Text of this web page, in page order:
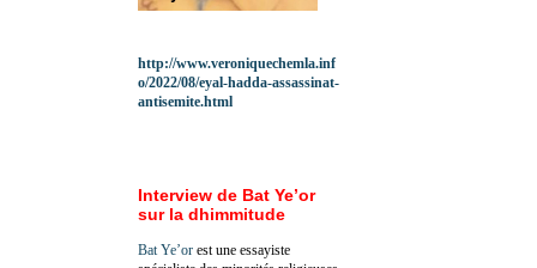
http://www.veroniquechemla.inf
o/2022/08/eyal-hadda-assassinat-
antisemite.html
Interview de Bat Ye’or
sur la dhimmitude
Bat Ye’or est une essayiste